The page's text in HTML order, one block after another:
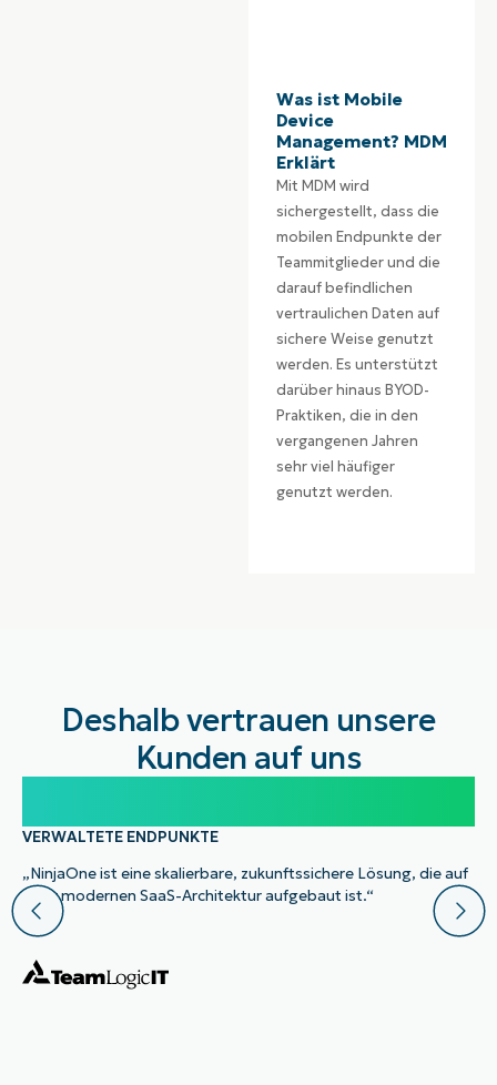
Was ist Mobile
Device
Management? MDM
Erklärt
Mit MDM wird
sichergestellt, dass die
mobilen Endpunkte der
Teammitglieder und die
darauf befindlichen
vertraulichen Daten auf
sichere Weise genutzt
werden. Es unterstützt
darüber hinaus BYOD-
Praktiken, die in den
vergangenen Jahren
sehr viel häufiger
genutzt werden.
Deshalb vertrauen unsere
Kunden auf uns
VERWALTETE ENDPUNKTE
„NinjaOne ist eine skalierbare, zukunftssichere Lösung, die auf
einer modernen SaaS-Architektur aufgebaut ist.“